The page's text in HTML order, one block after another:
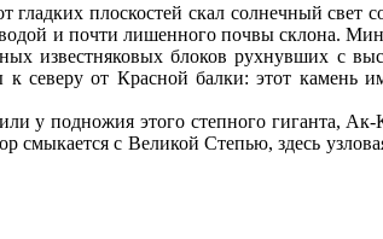
плоскостей скал солнечный свет
и почти лишенного почвы склона.
известняковых блоков рухнувших с
от Красной балки: этот камень
у подножия этого степного гиганта,
с Великой Степью, здесь